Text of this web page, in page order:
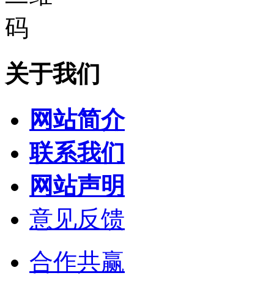
关于我们
网站简介
联系我们
网站声明
意见反馈
合作共赢